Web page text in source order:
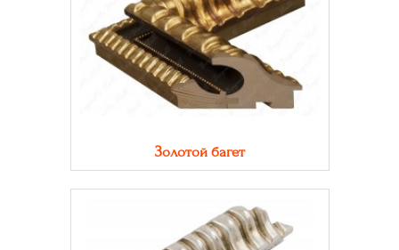
Золотой багет